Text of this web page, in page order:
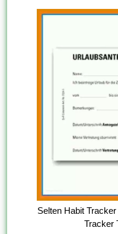
Selten Habit
Tracker